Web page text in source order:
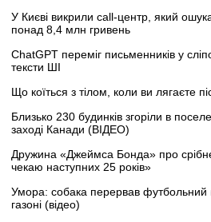
У Києві викрили call-центр, який
понад 8,4 млн гривень
ChatGPT переміг письменників у
тексти ШІ
Що коїться з тілом, коли ви лягаєте
Близько 230 будинків згоріли в
заході Канади (ВІДЕО)
Дружина «Джеймса Бонда» про
чекаю наступних 25 років»
Умора: собака перервав футбольний
газоні (відео)